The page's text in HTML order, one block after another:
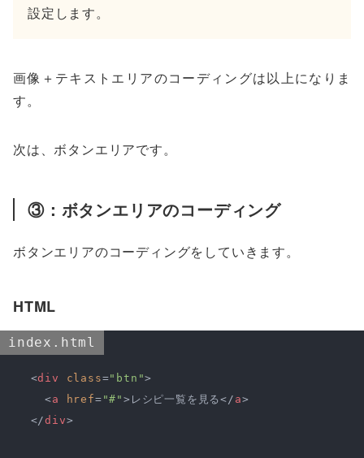
設定します。
画像＋テキストエリアのコーディングは以上になりま
す。
次は、ボタンエリアです。
③：ボタンエリアのコーディング
ボタンエリアのコーディングをしていきます。
HTML
index.html
<div class="btn">
<a href= "#"> レシピ一覧を見る</ a>
</div>